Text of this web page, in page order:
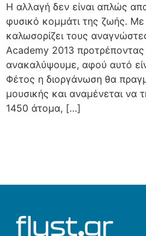
Η αλλαγή δεν είναι απλώς
φυσικό κομμάτι της ζωής.
καλωσορίζει τους
Academy 2013
ανακαλύψουμε, αφού αυτό
Φέτος η διοργάνωση θα
μουσικής και αναμένεται να
1450 άτομα, […]